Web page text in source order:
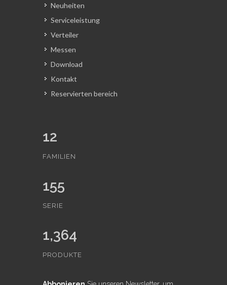
Neuheiten
Serviceleistung
Verteiler
Messen
Download
Kontakt
Reservierten bereich
12
FAMILIEN
155
SERIE
1,364
PRODUKTE